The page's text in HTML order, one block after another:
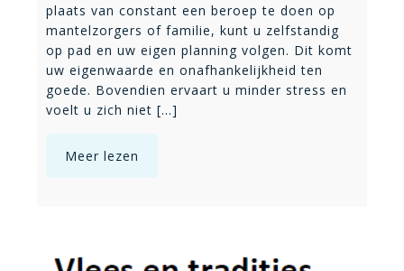
plaats van constant een beroep te doen op
mantelzorgers of familie, kunt u zelfstandig
op pad en uw eigen planning volgen. Dit komt
uw eigenwaarde en onafhankelijkheid ten
goede. Bovendien ervaart u minder stress en
voelt u zich niet [...]
Meer lezen